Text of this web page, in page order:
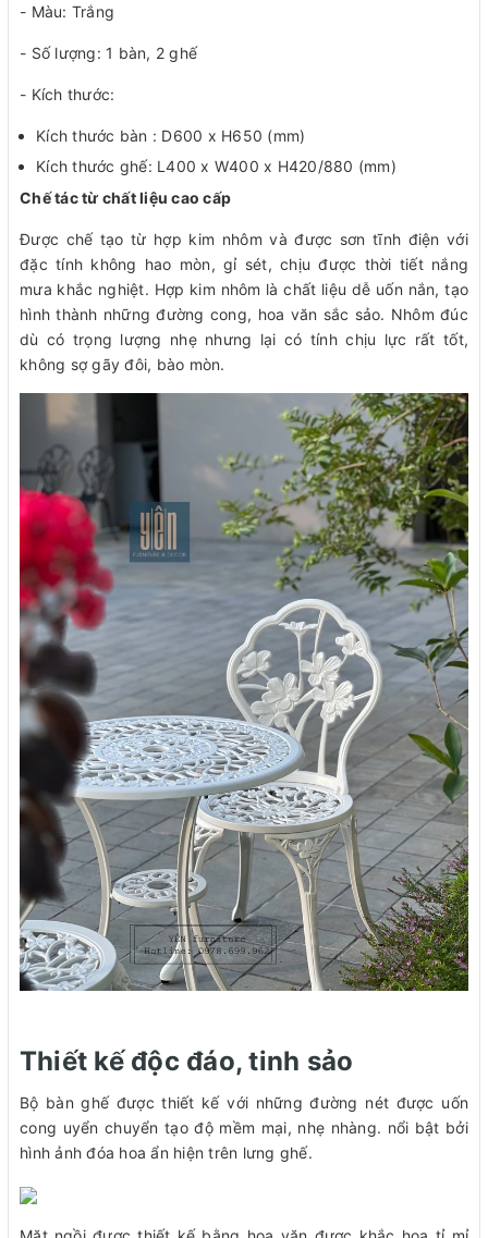
- Màu: Trắng
- Số lượng: 1 bàn, 2 ghế
- Kích thước:
Kích thước bàn : D600 x H650 (mm)
Kích thước ghế: L400 x W400 x H420/880 (mm)
Chế tác từ chất liệu cao cấp
Được chế tạo từ hợp kim nhôm và được sơn tĩnh điện với
đặc tính không hao mòn, gỉ sét, chịu được thời tiết nắng
mưa khắc nghiệt. Hợp kim nhôm là chất liệu dễ uốn nắn, tạo
hình thành những đường cong, hoa văn sắc sảo. Nhôm đúc
dù có trọng lượng nhẹ nhưng lại có tính chịu lực rất tốt,
không sợ gãy đôi, bào mòn.
Thiết kế độc đáo, tinh sảo
Bộ bàn ghế được thiết kế với những đường nét được uốn
cong uyển chuyển tạo độ mềm mại, nhẹ nhàng. nổi bật bởi
hình ảnh đóa hoa ẩn hiện trên lưng ghế.